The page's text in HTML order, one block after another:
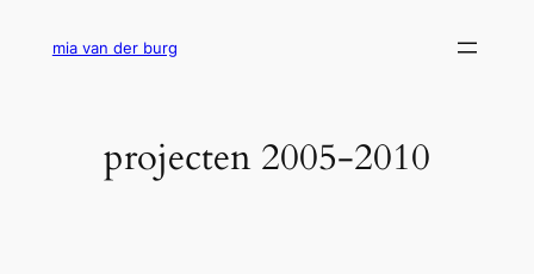
mia van der burg
projecten 2005-2010